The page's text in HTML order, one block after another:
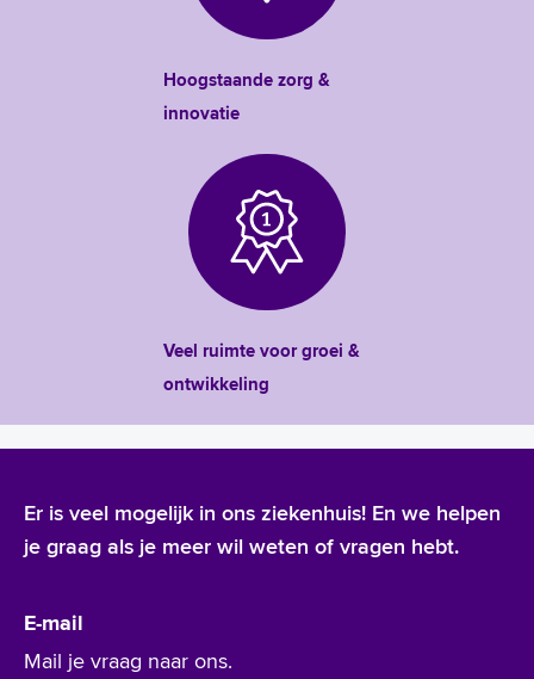
Hoogstaande zorg &
innovatie
Veel ruimte voor groei &
ontwikkeling
Er is veel mogelijk in ons ziekenhuis! En we helpen
je graag als je meer wil weten of vragen hebt.
E-mail
Mail je vraag naar ons.